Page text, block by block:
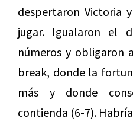
despertaron Victoria
jugar. Igualaron el
números y obligaron
break, donde la
más y donde
contienda (6-7).